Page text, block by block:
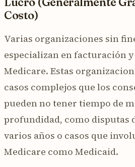
Costo)
Varias organizaciones sin
especializan en facturación
Medicare. Estas
casos complejos que los
pueden no tener tiempo de
profundidad, como disputas
varios años o casos que
Medicare como Medicaid.